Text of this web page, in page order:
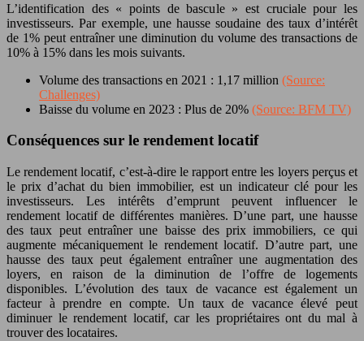
L’identification des « points de bascule » est cruciale pour les
investisseurs. Par exemple, une hausse soudaine des taux d’intérêt
de 1% peut entraîner une diminution du volume des transactions de
10% à 15% dans les mois suivants.
Volume des transactions en 2021 : 1,17 million (Source:
Challenges)
Baisse du volume en 2023 : Plus de 20% (Source: BFM TV)
Conséquences sur le rendement locatif
Le rendement locatif, c’est-à-dire le rapport entre les loyers perçus et
le prix d’achat du bien immobilier, est un indicateur clé pour les
investisseurs. Les intérêts d’emprunt peuvent influencer le
rendement locatif de différentes manières. D’une part, une hausse
des taux peut entraîner une baisse des prix immobiliers, ce qui
augmente mécaniquement le rendement locatif. D’autre part, une
hausse des taux peut également entraîner une augmentation des
loyers, en raison de la diminution de l’offre de logements
disponibles. L’évolution des taux de vacance est également un
facteur à prendre en compte. Un taux de vacance élevé peut
diminuer le rendement locatif, car les propriétaires ont du mal à
trouver des locataires.